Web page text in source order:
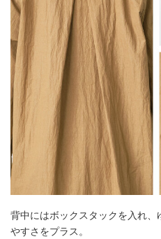
背中にはボックスタックを入れ、
やすさをプラス。